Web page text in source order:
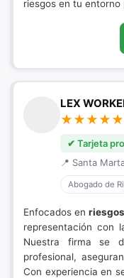
riesgos en tu entorno
LEX
✔ Tarjeta
📍 Santa
Abogado de
Enfocados en
representación con
Nuestra firma se
profesional,
Con experiencia en